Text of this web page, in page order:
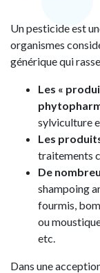
Un pesticide est
organismes
générique qui
Les «
sylviculture
Les
traitements
De
shampoing
fourmis,
ou
etc.
Dans une